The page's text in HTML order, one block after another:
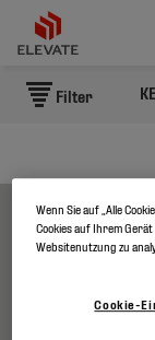
Filter
ÜBER UNS
PRODUKTE
Wenn Sie auf „Alle
Cookies auf Ihrem
Websitenutzung zu
Cookie-